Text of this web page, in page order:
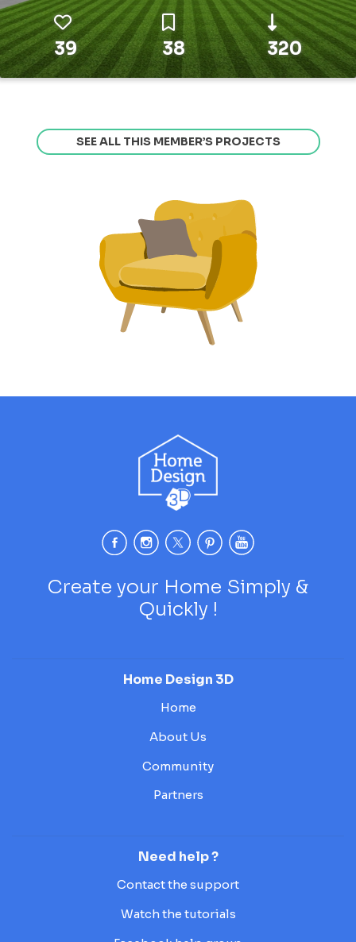
39 38 320
SEE ALL THIS MEMBER’S PROJECTS
Create your Home Simply &
Quickly !
Home Design 3D
Home
About Us
Community
Partners
Need help ?
Contact the support
Watch the tutorials